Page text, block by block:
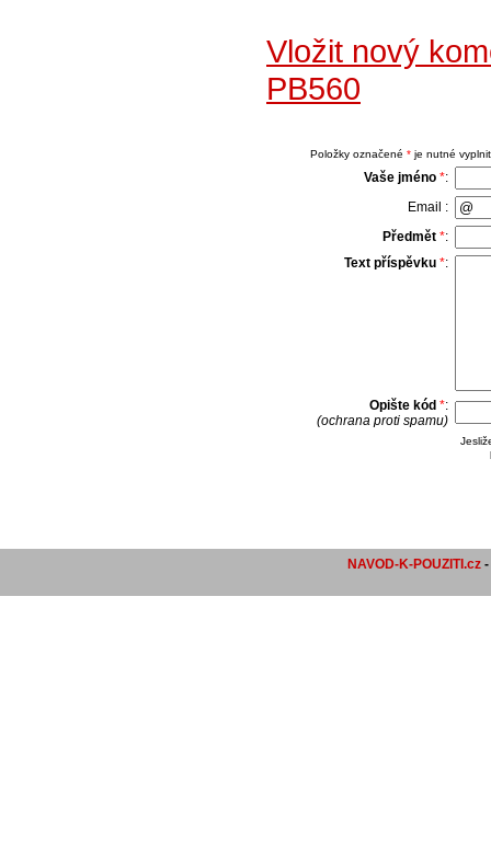
Vložit nový
PB560
Položky označené *je nutné
Vaše jméno *:
Email :
Předmět *:
Text příspěvku *:
Opište kód *:
(ochrana proti spamu)
NAVOD-K-POUZITI.cz